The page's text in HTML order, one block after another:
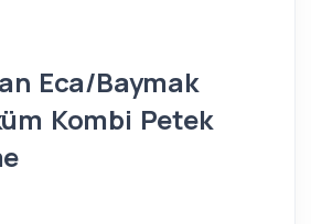
Eca/Baymak
Kombi Petek